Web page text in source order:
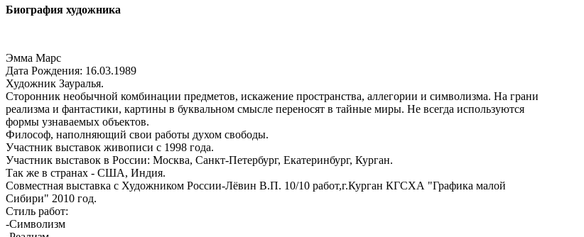
Биография художника
Эмма Марс
Дата Рождения: 16.03.1989
Художник Зауралья.
Сторонник необычной комбинации предметов, искажение пространства, аллегории и символизма. На грани
реализма и фантастики, картины в буквальном смысле переносят в тайные миры. Не всегда используются
формы узнаваемых объектов.
Философ, наполняющий свои работы духом свободы.
Участник выставок живописи с 1998 года.
Участник выставок в России: Москва, Санкт-Петербург, Екатеринбург, Курган.
Так же в странах - США, Индия.
Совместная выставка с Художником России-Лёвин В.П. 10/10 работ,г.Курган КГСХА "Графика малой
Сибири" 2010 год.
Стиль работ:
-Символизм